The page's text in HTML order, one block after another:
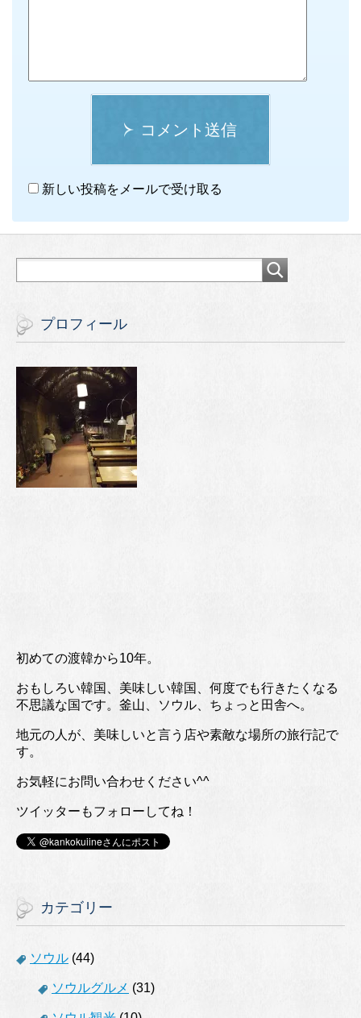
コメント送信
新しい投稿をメールで受け取る
プロフィール
初めての渡韓から10年。
おもしろい韓国、美味しい韓国、何度でも行きたくなる
不思議な国です。釜山、ソウル、ちょっと田舎へ。
地元の人が、美味しいと言う店や素敵な場所の旅行記で
す。
お気軽にお問い合わせください^^
ツイッターもフォローしてね！
カテゴリー
ソウル (44)
ソウルグルメ (31)